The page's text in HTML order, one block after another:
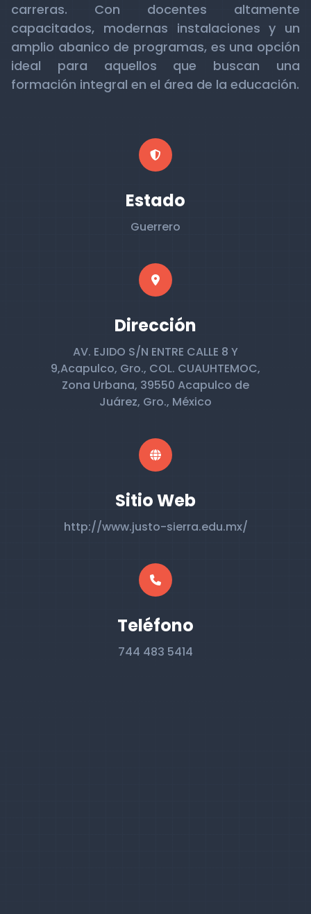
carreras. Con docentes altamente
capacitados, modernas instalaciones y un
amplio abanico de programas, es una opción
ideal para aquellos que buscan una
formación integral en el área de la educación.
Estado
Guerrero
Dirección
AV. EJIDO S/N ENTRE CALLE 8 Y
9,Acapulco, Gro., COL. CUAUHTEMOC,
Zona Urbana, 39550 Acapulco de
Juárez, Gro., México
Sitio Web
http://www.justo-sierra.edu.mx/
Teléfono
744 483 5414